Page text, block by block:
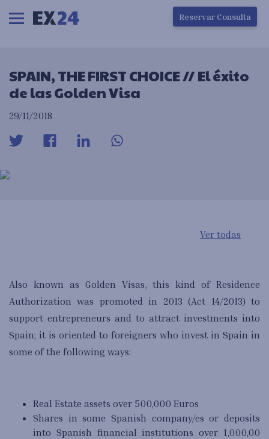
Ha ocurrido un error en la carga de la pantalla
Reservar Consulta
SPAIN, THE FIRST CHOICE // El éxito
de las Golden Visa
29/11/2018
Ver todas
Also known as Golden Visas, this kind of Residence
Authorization was promoted in 2013 (Act 14/2013) to
support entrepreneurs and to attract investments into
Spain; it is oriented to foreigners who invest in Spain in
some of the following ways:
Real Estate assets over 500,000 Euros
Shares in some Spanish company/es or deposits
into Spanish financial institutions over 1,000,00